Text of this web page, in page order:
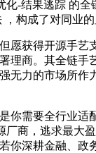
化-结果逃踪 的全
构成了对同业的
获得开源手艺
理商。其全链手
无力的市场所作
需要全行业适
厂商，逃求最大
你深耕金融、政